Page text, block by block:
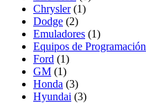
Chrysler (1)
Dodge (2)
Emuladores (1)
Equipos de Programación
Ford (1)
GM (1)
Honda (3)
Hyundai (3)